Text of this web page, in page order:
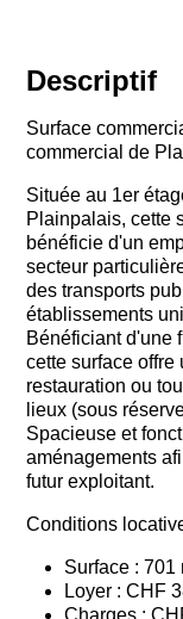
Descriptif
Surface
commercial de
Située au 1er
Plainpalais, cette
bénéficie d'un
secteur
des transports
établissements
Bénéficiant d'une
cette surface offre
restauration ou
lieux (sous
Spacieuse et
aménagements
futur exploitant.
Conditions
Surface : 701
Loyer : CHF